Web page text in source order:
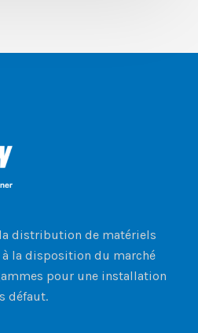
la distribution de matériels
la disposition du marché
pour une installation
défaut.